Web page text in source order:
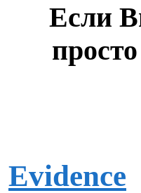
Если
просто
Evidence